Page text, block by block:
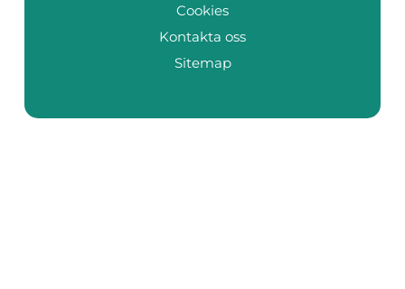
Cookies
Kontakta oss
Sitemap